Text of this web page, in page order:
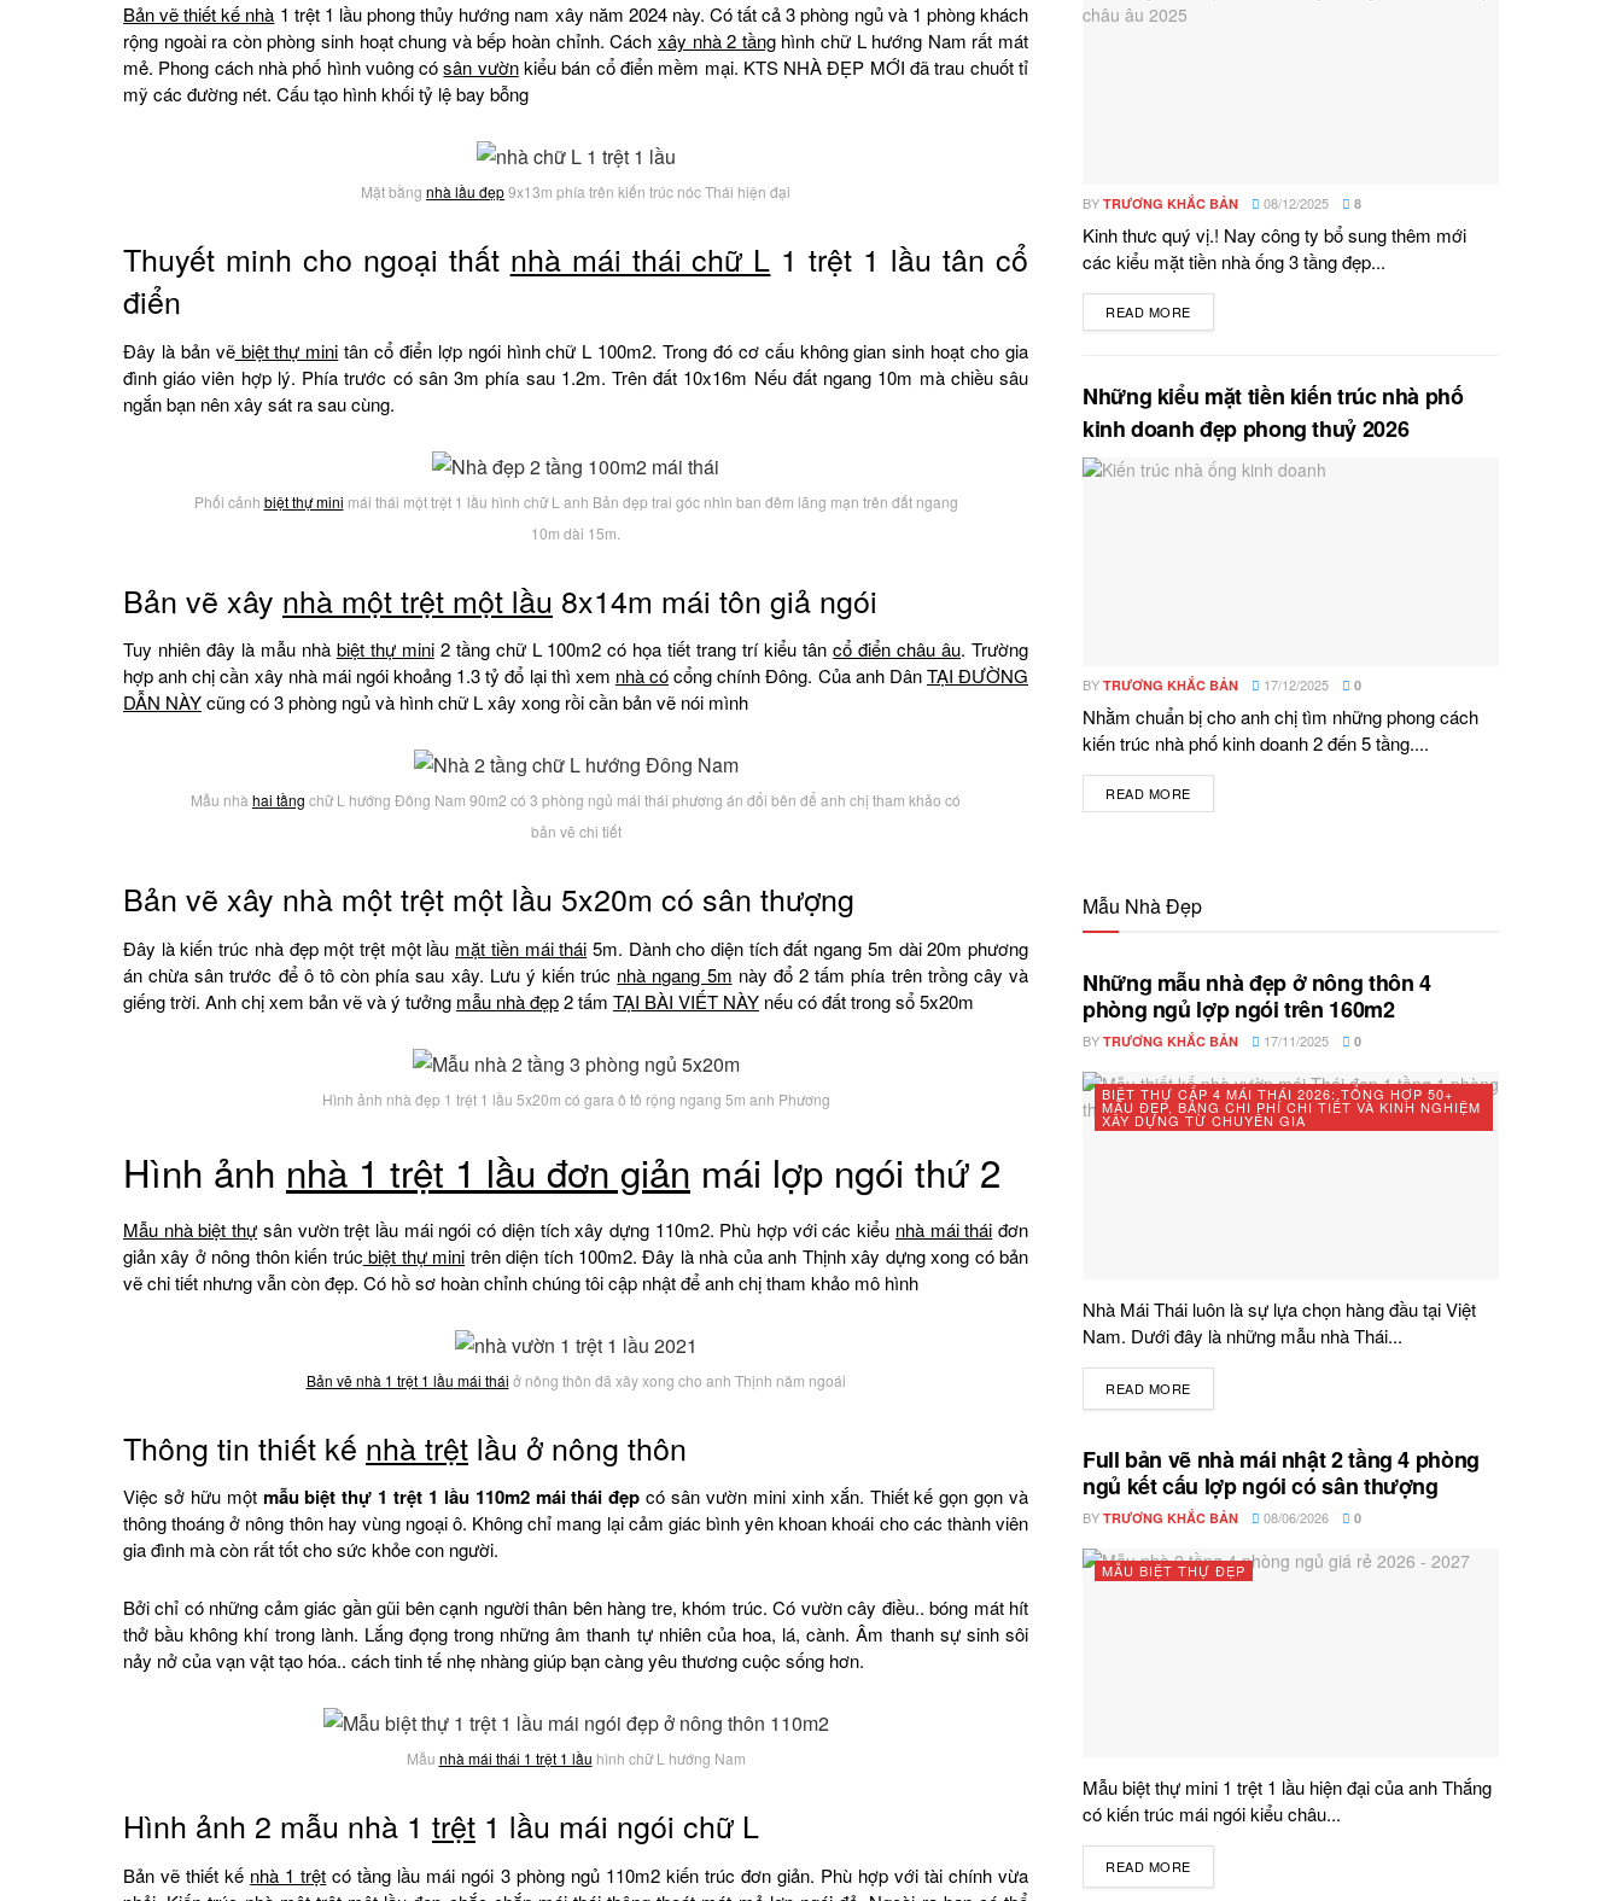
Bản vẽ thiết kế nhà 1 trệt 1 lầu phong thủy hướng nam xây năm 2024 này. Có tất cả 3 phòng ngủ và 1 phòng khách
rộng ngoài ra còn phòng sinh hoạt chung và bếp hoàn chỉnh. Cách xây nhà 2 tầnghình chữ L hướng Nam rất mát
mẻ. Phong cách nhà phố hình vuông cósân vườnkiểu bán cổ điển mềm mại. KTS NHÀ ĐẸP MỚI đã trau chuốt tỉ
mỹ các đường nét. Cấu tạo hình khối tỷ lệ bay bỗng
Mặt bằng nhà lầu đẹp9x13m phía trên kiến trúc nóc Thái hiện đại
Thuyết minh cho ngoại thất nhà mái thái chữ L 1 trệt 1 lầu tân cổ
điển
Đây là bản vẽbiệt thự mini tân cổ điển lợp ngói hình chữ L 100m2. Trong đó cơ cấu không gian sinh hoạt cho gia
đình giáo viên hợp lý. Phía trước có sân 3m phía sau 1.2m. Trên đất 10x16m Nếu đất ngang 10m mà chiều sâu
ngắn bạn nên xây sát ra sau cùng.
Phối cảnh biệt thự mini mái thái một trệt 1 lầu hình chữ L anh Bản đẹp trai góc nhìn ban đêm lãng mạn trên đất ngang
10m dài 15m.
Bản vẽ xây nhà một trệt một lầu 8x14m mái tôn giả ngói
Tuy nhiên đây là mẫu nhà biệt thự mini2 tầng chữ L 100m2 có họa tiết trang trí kiểu tâncổ điển châu âu. Trường
hợp anh chị cần xây nhà mái ngói khoảng 1.3 tỷ đổ lại thì xem nhà cócổng chính Đông. Của anh DânTẠI ĐƯỜNG
DẪN NÀYcũng có 3 phòng ngủ và hình chữ L xây xong rồi cần bản vẽ nói mình
Mẫu nhàhai tầng chữ L hướng Đông Nam 90m2 có 3 phòng ngủ mái thái phương án đổi bên để anh chị tham khảo có
bản vẽ chi tiết
Bản vẽ xây nhà một trệt một lầu 5x20m có sân thượng
Đây là kiến trúc nhà đẹp một trệt một lầu mặt tiền mái thái 5m. Dành cho diện tích đất ngang 5m dài 20m phương
án chừa sân trước để ô tô còn phía sau xây. Lưu ý kiến trúc nhà ngang 5m này đổ 2 tấm phía trên trồng cây và
giếng trời. Anh chị xem bản vẽ và ý tưởng mẫu nhà đẹp2 tấm TẠI BÀI VIẾT NÀY nếu có đất trong sổ 5x20m
Hình ảnh nhà đẹp 1 trệt 1 lầu 5x20m có gara ô tô rộng ngang 5m anh Phương
Hình ảnh nhà 1 trệt 1 lầu đơn giản mái lợp ngói thứ 2
Mẫu nhà biệt thự sân vườn trệt lầu mái ngói có diện tích xây dựng 110m2. Phù hợp với các kiểu nhà mái thái đơn
giản xây ở nông thôn kiến trúc biệt thự mini trên diện tích 100m2. Đây là nhà của anh Thịnh xây dựng xong có bản
vẽ chi tiết nhưng vẫn còn đẹp. Có hồ sơ hoàn chỉnh chúng tôi cập nhật để anh chị tham khảo mô hình
Bản vẽ nhà 1 trệt 1 lầu mái thái ở nông thôn đã xây xong cho anh Thịnh năm ngoái
Thông tin thiết kế nhà trệt lầu ở nông thôn
Việc sở hữu một mẫu biệt thự 1 trệt 1 lầu 110m2 mái thái đẹp có sân vườn mini xinh xắn. Thiết kế gọn gọn và
thông thoáng ở nông thôn hay vùng ngoại ô. Không chỉ mang lại cảm giác bình yên khoan khoái cho các thành viên
gia đình mà còn rất tốt cho sức khỏe con người.
Bởi chỉ có những cảm giác gần gũi bên cạnh người thân bên hàng tre, khóm trúc. Có vườn cây điều.. bóng mát hít
thở bầu không khí trong lành. Lắng đọng trong những âm thanh tự nhiên của hoa, lá, cành. Âm thanh sự sinh sôi
nảy nở của vạn vật tạo hóa.. cách tinh tế nhẹ nhàng giúp bạn càng yêu thương cuộc sống hơn.
Mẫu nhà mái thái 1 trệt 1 lầu hình chữ L hướng Nam
Hình ảnh 2 mẫu nhà 1 trệt 1 lầu mái ngói chữ L
Bản vẽ thiết kế nhà 1 trệt có tầng lầu mái ngói 3 phòng ngủ 110m2 kiến trúc đơn giản. Phù hợp với tài chính vừa
BY TRƯƠNG KHẮC BẢN 08/12/2025 8
Kinh thưc quý vị.! Nay công ty bổ sung thêm mới
các kiểu mặt tiền nhà ống 3 tầng đẹp...
READ MORE
Những kiểu mặt tiền kiến trúc nhà phố
kinh doanh đẹp phong thuỷ 2026
BY TRƯƠNG KHẮC BẢN 17/12/2025 0
Nhằm chuẩn bị cho anh chị tìm những phong cách
kiến trúc nhà phố kinh doanh 2 đến 5 tầng....
READ MORE
Mẫu Nhà Đẹp
Những mẫu nhà đẹp ở nông thôn 4
phòng ngủ lợp ngói trên 160m2
BY TRƯƠNG KHẮC BẢN 17/11/2025 0
BIỆT THỰ CẤP 4 MÁI THÁI 2026: TỔNG HỢP 50+
MẪU ĐẸP, BẢNG CHI PHÍ CHI TIẾT VÀ KINH NGHIỆM
XÂY DỰNG TỪ CHUYÊN GIA
Nhà Mái Thái luôn là sự lựa chọn hàng đầu tại Việt
Nam. Dưới đây là những mẫu nhà Thái...
READ MORE
Full bản vẽ nhà mái nhật 2 tầng 4 phòng
ngủ kết cấu lợp ngói có sân thượng
BY TRƯƠNG KHẮC BẢN 08/06/2026 0
MẪU BIỆT THỰ ĐẸP
Mẫu biệt thự mini 1 trệt 1 lầu hiện đại của anh Thắng
có kiến trúc mái ngói kiểu châu...
READ MORE